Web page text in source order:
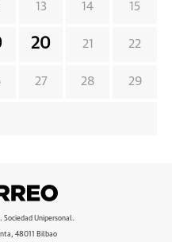
13 14 15
20 21 22
27 28 29
Sociedad Unipersonal.
48011 Bilbao